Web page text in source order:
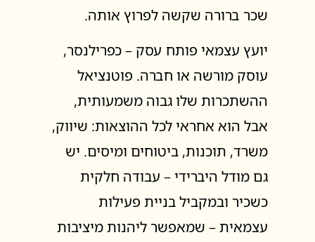
שכר ברורה שקשה לפרוץ אותה.
יועץ עצמאי פותח עסק – כפרילנסר,
עוסק מורשה או חברה. פוטנציאל
ההשתכרות שלו גבוה משמעותית,
אבל הוא אחראי לכל ההוצאות: שיווק,
משרד, תוכנות, ביטוחים ומיסים. יש
גם מודל היברידי – עבודה חלקית
כשכיר ובמקביל בניית פעילות
עצמאית – שמאפשר ליהנות מיציבות